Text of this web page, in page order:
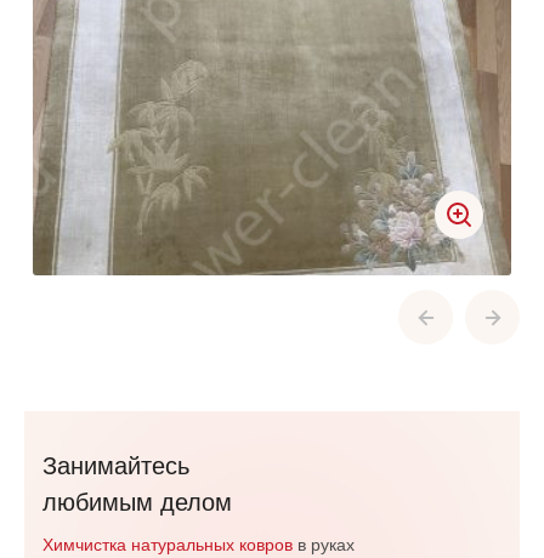
Занимайтесь
любимым делом
Химчистка натуральных ковров в руках